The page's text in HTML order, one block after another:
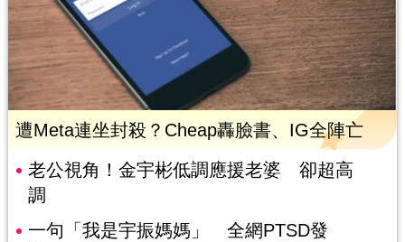
遭Meta連坐封殺？Cheap轟臉書、IG全陣亡
老公視角！金宇彬低調應援老婆 卻超高
調
一句「我是宇振媽媽」 全網PTSD發